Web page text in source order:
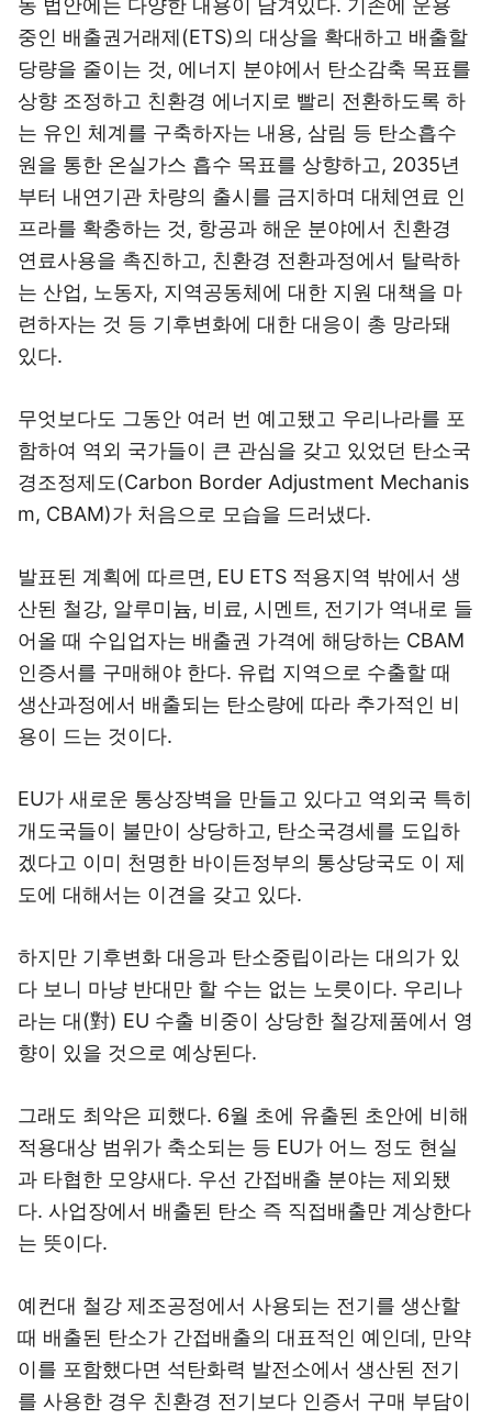
동 법안에는 다양한 내용이 담겨있다. 기존에 운용
중인 배출권거래제(ETS)의 대상을 확대하고 배출할
당량을 줄이는 것, 에너지 분야에서 탄소감축 목표를
상향 조정하고 친환경 에너지로 빨리 전환하도록 하
는 유인 체계를 구축하자는 내용, 삼림 등 탄소흡수
원을 통한 온실가스 흡수 목표를 상향하고, 2035년
부터 내연기관 차량의 출시를 금지하며 대체연료 인
프라를 확충하는 것, 항공과 해운 분야에서 친환경
연료사용을 촉진하고, 친환경 전환과정에서 탈락하
는 산업, 노동자, 지역공동체에 대한 지원 대책을 마
련하자는 것 등 기후변화에 대한 대응이 총 망라돼
있다.
무엇보다도 그동안 여러 번 예고됐고 우리나라를 포
함하여 역외 국가들이 큰 관심을 갖고 있었던 탄소국
경조정제도(Carbon Border Adjustment Mechanis
m, CBAM)가 처음으로 모습을 드러냈다.
발표된 계획에 따르면, EU ETS 적용지역 밖에서 생
산된 철강, 알루미늄, 비료, 시멘트, 전기가 역내로 들
어올 때 수입업자는 배출권 가격에 해당하는 CBAM
인증서를 구매해야 한다. 유럽 지역으로 수출할 때
생산과정에서 배출되는 탄소량에 따라 추가적인 비
용이 드는 것이다.
EU가 새로운 통상장벽을 만들고 있다고 역외국 특히
개도국들이 불만이 상당하고, 탄소국경세를 도입하
겠다고 이미 천명한 바이든정부의 통상당국도 이 제
도에 대해서는 이견을 갖고 있다.
하지만 기후변화 대응과 탄소중립이라는 대의가 있
다 보니 마냥 반대만 할 수는 없는 노릇이다. 우리나
라는 대(對) EU 수출 비중이 상당한 철강제품에서 영
향이 있을 것으로 예상된다.
그래도 최악은 피했다. 6월 초에 유출된 초안에 비해
적용대상 범위가 축소되는 등 EU가 어느 정도 현실
과 타협한 모양새다. 우선 간접배출 분야는 제외됐
다. 사업장에서 배출된 탄소 즉 직접배출만 계상한다
는 뜻이다.
예컨대 철강 제조공정에서 사용되는 전기를 생산할
때 배출된 탄소가 간접배출의 대표적인 예인데, 만약
이를 포함했다면 석탄화력 발전소에서 생산된 전기
를 사용한 경우 친환경 전기보다 인증서 구매 부담이